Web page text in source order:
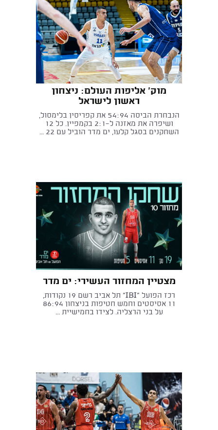
מוק' אליפות העולם: ניצחון
ראשון לישראל
הנבחרת הביסה 54:94 את קפריסין בלימסול,
ושיפרה את מאזנה ל-2:1 בקמפיין. כל 12
השחקנים בסגל קלעו, ים מדר הוביל עם 22 ...
מצטיין המחזור העשירי: ים מדר
רכז הפועל "IBI" תל אביב רשם 19 נקודות,
11 אסיסטים וחמש חטיפות בניצחון 86:94
על בני הרצליה. לצידו בחמישיית ...